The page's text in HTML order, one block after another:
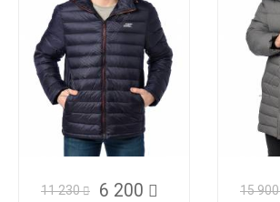
11 230 6 200 15 900